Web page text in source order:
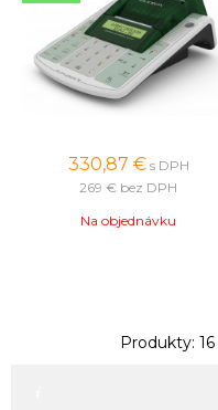
330,87 € s DPH
269 € bez DPH
Na objednávku
Produkty: 16